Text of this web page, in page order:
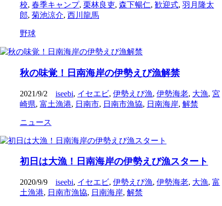
校, 春季キャンプ, 栗林良吏, 森下暢仁, 歓迎式, 羽月隆太
郎, 菊池涼介, 西川龍馬
野球
秋の味覚！日南海岸の伊勢えび漁解禁
2021/9/2 iseebi, イセエビ, 伊勢えび漁, 伊勢海老, 大漁, 宮
崎県, 富土漁港, 日南市, 日南市漁協, 日南海岸, 解禁
ニュース
初日は大漁！日南海岸の伊勢えび漁スタート
2020/9/9 iseebi, イセエビ, 伊勢えび漁, 伊勢海老, 大漁, 富
土漁港, 日南市漁協, 日南海岸, 解禁